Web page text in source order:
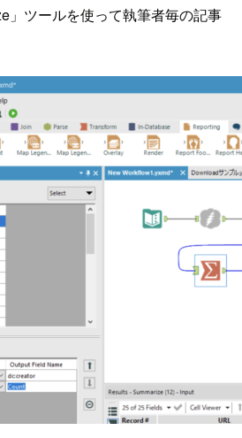
」ツールを使って執筆者毎の記事